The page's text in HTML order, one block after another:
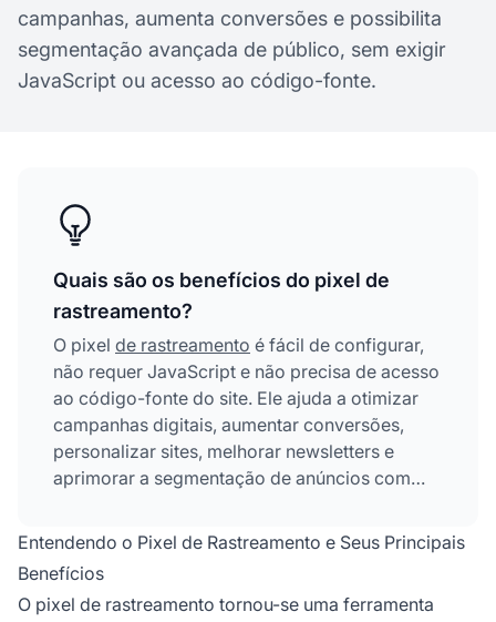
campanhas, aumenta conversões e possibilita
segmentação avançada de público, sem exigir
JavaScript ou acesso ao código-fonte.
Quais são os benefícios do pixel de
rastreamento?
O pixel de rastreamento é fácil de configurar,
não requer JavaScript e não precisa de acesso
ao código-fonte do site. Ele ajuda a otimizar
campanhas digitais, aumentar conversões,
personalizar sites, melhorar newsletters e
aprimorar a segmentação de anúncios com
entre dispositivos.
Entendendo o Pixel de Rastreamento e Seus Principais
Benefícios
O pixel de rastreamento tornou-se uma ferramenta